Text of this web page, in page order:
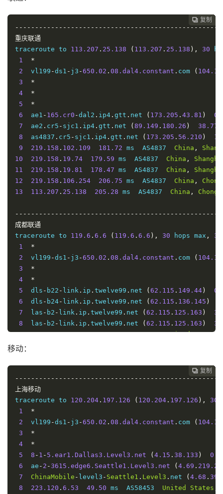
9
202.97.83.241 33.44 ms  AS4134 United States,
10
202.97 . 59.154 159.64 ms  AS4134 China ,
11
*
12
*
13
61.152
14
101.95. 120.109 174.62 ms  AS4812 China
厦门电信
traceroute to 117.28 . 254.129 (117.28. 254.129 ), 30
1
*
2
  vl199
- ds1- j3- 650.02 . 08.dal4.constant . com (
3
*
4
*
5
*
6
*
7
  CHINA
-TELEC . ear2 .LosAngeles1.Level3 . net ( 4.71.
9
59.43 . 246.213 173.68 ms * China , Shanghai ,
10
59.43
11
59.43. 138.186 192.06 ms * China, Fujian,
12
*
13
27.159. 81.206 194.81 ms  AS133775 China ,
14
117.25
15
117.28
 复制
 复制
 复制
 复制
 复制
重庆联通
traceroute to 113.207 . 25.138 ( 113.207 . 25.138 ), 30
1
*
2
  vl199
-ds1 - j3 -650.02 . 08.dal4.constant . com (
3
*
4
*
5
*
6
  ae1
- 165.cr0 -dal2 . ip4 . gtt . net ( 173.205 . 43.81 )
7
  ae2
. cr5 - sjc1 . ip4 . gtt . net ( 89.149 . 180.26 ) 38.77
8
  as4837
. cr5 - sjc1 . ip4 . gtt . net ( 173.205 . 56.210 )
9
219.158 . 102.109 181.72 ms  AS4837 China ,
10
219.158 . 19.74 179.59 ms  AS4837 China ,
11
219.158 . 19.81 178.47 ms  AS4837 China ,
12
219.158 . 106.254 206.75 ms  AS4837 China ,
13
113.207 . 25.138 205.28 ms  AS4837 China ,
成都联通
traceroute to 119.6 . 6.6 ( 119.6 . 6.6 ), 30 hops max ,
32
1
*
2
  vl199
-ds1 - j3 -650.02 . 08.dal4.constant . com (
3
*
4
*
5
  dls
- b22 - link . ip . twelve99 . net ( 62.115 . 149.44 )
6
  dls
- b24- link . ip . twelve99 . net ( 62.115 . 136.145 )
7
  las
- b2 - link . ip . twelve99 . net ( 62.115 . 125.163 )
8
  las
- b2 - link . ip . twelve99 . net ( 62.115 . 125.163 )
9
219.158.34.249 41.58 ms  AS4837 United States
10
12
*
13
219.158 . 110.202 208.79 ms  AS4837 China ,
14
119.6
15
119.7. 220.226 228.19 ms  AS4837 China , Sichuan
16
119.6
移动：
 复制
 复制
 复制
 复制
上海移动
traceroute to 120.204 . 197.126 ( 120.204 . 197.126 ), 30
1
*
2
  vl199
-ds1 - j3 -650.02 . 08.dal4.constant . com (
3
*
4
*
5
8 - 1 - 5.ear1.Dallas3.Level3.net ( 4.15 . 38.133 )
6
  ae
- 2 -3615.edge6.Seattle1.Level3.net ( 4.69 .
7
ChinaMobile - level3 - Seattle1 . Level3 . net ( 4.68 .
8
223.120 . 6.53 49.50 ms  AS58453 United States